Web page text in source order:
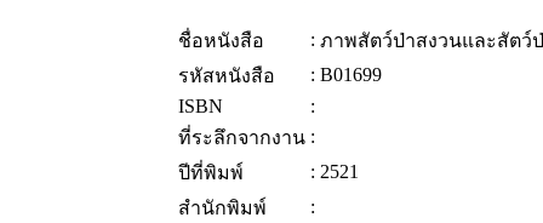
ชื่อหนังสือ : ภาพสัตว์ป่าสงวนและสัตว์
รหัสหนังสือ
: B01699
ISBN
:
ที่ระลึกจากงาน :
ปีที่พิมพ์
: 2521
สำนักพิมพ์
: